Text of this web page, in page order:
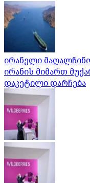
ირანელი
ირანის მიმართ
დაკეტილი დარჩება